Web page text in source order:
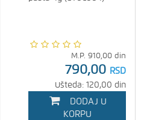
M.P. 910,00 din
790,00 RSD
Ušteda: 120,00 din
DODAJ U
KORPU